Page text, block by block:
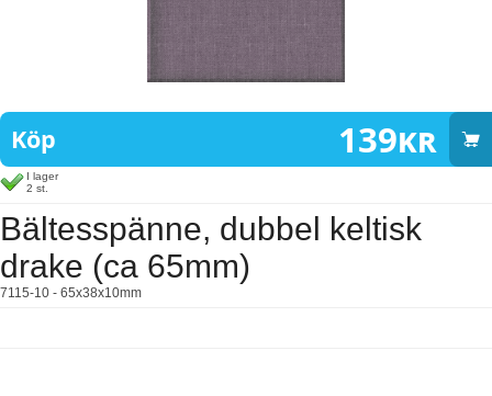
Bältesspänne, dubbel keltisk
drake (ca 65mm)
7115-10 - 65x38x10mm
Köp 139kr
I lager
2 st.